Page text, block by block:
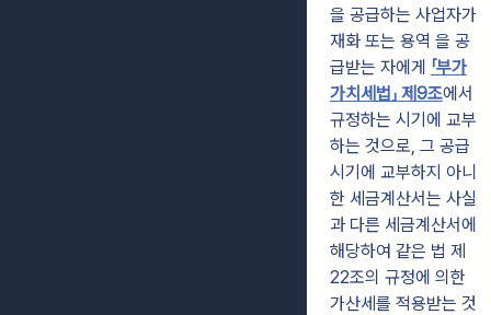
을 공급하는 사업자가
재화 또는 용역 을 공
급받는 자에게 「부가
가치세법」 제9조에서
규정하는 시기에 교부
하는 것으로, 그 공급
시기에 교부하지 아니
한 세금계산서는 사실
과 다른 세금계산서에
해당하여 같은 법 제
22조의 규정에 의한
가산세를 적용받는 것